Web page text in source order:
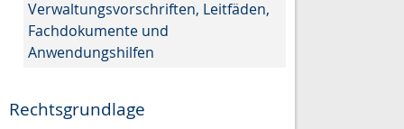
Verwaltungsvorschriften, Leitfäden,
Fachdokumente und
Anwendungshilfen
Rechtsgrundlage